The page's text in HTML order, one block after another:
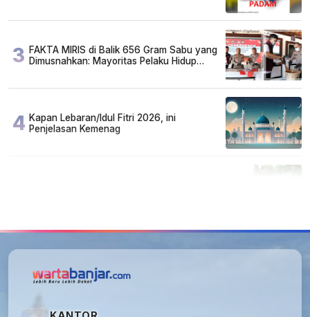
3 FAKTA MIRIS di Balik 656 Gram Sabu yang
Dimusnahkan: Mayoritas Pelaku Hidup
4 Kapan Lebaran/Idul Fitri 2026, ini
Penjelasan Kemenag